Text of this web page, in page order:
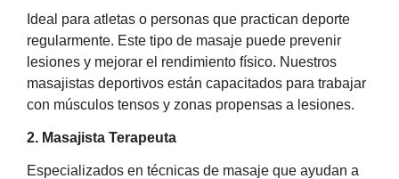
Ideal para atletas o personas que practican deporte
regularmente. Este tipo de masaje puede prevenir
lesiones y mejorar el rendimiento físico. Nuestros
masajistas deportivos están capacitados para trabajar
con músculos tensos y zonas propensas a lesiones.
2. Masajista Terapeuta
Especializados en técnicas de masaje que ayudan a